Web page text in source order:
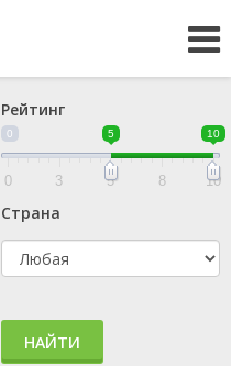
Рейтинг
0 5 10
0 3 5 8 10
Страна
НАЙТИ